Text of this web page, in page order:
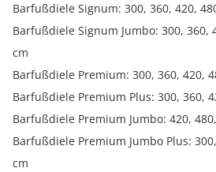
Barfußdiele Signum: 300, 360, 420,
Barfußdiele Signum Jumbo: 300, 360,
cm
Barfußdiele Premium: 300, 360, 420,
Barfußdiele Premium Plus: 300, 360,
Barfußdiele Premium Jumbo: 420,
Barfußdiele Premium Jumbo Plus:
cm